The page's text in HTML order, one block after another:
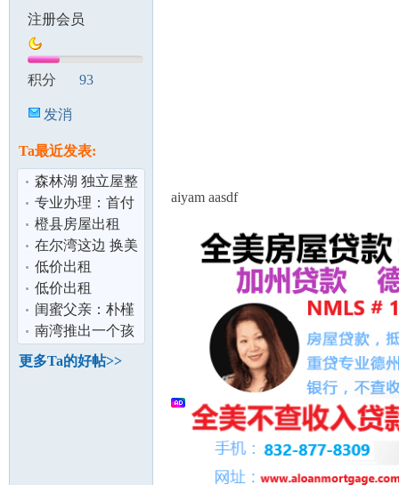
注册会员
积分 93
发消
Ta最近发表:
森林湖 独立屋整
租
专业办理：首付
5%买房,30年固
定利率3.25%,
橙县房屋出租
在尔湾这边 换美
金3000要人民币
面对面交易
低价出租
SL450$2500/月,
含全保
低价出租
SL450$2500/月,
含全保
闺蜜父亲：朴槿
惠和我是精神世
界的夫妻
南湾推出一个孩
子一个IPAD项目
更多Ta的好帖>>
aiyam aasdf